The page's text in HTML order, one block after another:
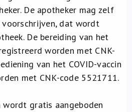
De apotheker mag zelf
voorschrijven, dat wordt
De bereiding van het
worden met CNK-
van het COVID-vaccin
met CNK-code 5521711.
wordt gratis aangeboden